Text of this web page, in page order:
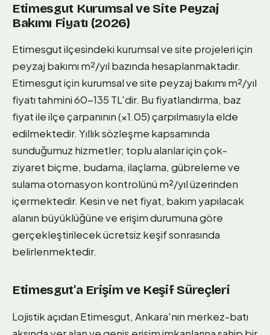
Etimesgut Kurumsal ve Site Peyzaj
Bakımı Fiyatı (2026)
Etimesgut ilçesindeki kurumsal ve site projeleri için
peyzaj bakımı m²/yıl bazında hesaplanmaktadır.
Etimesgut için kurumsal ve site peyzaj bakımı m²/yıl
fiyatı tahmini 60-135 TL'dir. Bu fiyatlandırma, baz
fiyat ile ilçe çarpanının (×1.05) çarpılmasıyla elde
edilmektedir. Yıllık sözleşme kapsamında
sunduğumuz hizmetler; toplu alanlar için çok-
ziyaret biçme, budama, ilaçlama, gübreleme ve
sulama otomasyon kontrolünü m²/yıl üzerinden
içermektedir. Kesin ve net fiyat, bakım yapılacak
alanın büyüklüğüne ve erişim durumuna göre
gerçekleştirilecek ücretsiz keşif sonrasında
belirlenmektedir.
Etimesgut'a Erişim ve Keşif Süreçleri
Lojistik açıdan Etimesgut, Ankara'nın merkez-batı